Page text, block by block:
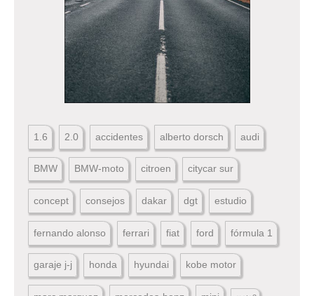
1.6 2.0 accidentes alberto dorsch audi
BMW BMW-moto citroen citycar sur
concept consejos dakar dgt estudio
fernando alonso ferrari fiat ford fórmula 1
garaje j-j honda hyundai kobe motor